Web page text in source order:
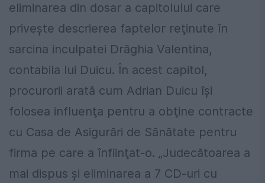
eliminarea din dosar a capitolului care
priveşte descrierea faptelor reţinute în
sarcina inculpatei Drăghia Valentina,
contabila lui Duicu. În acest capitol,
procurorii arată cum Adrian Duicu îşi
folosea influenţa pentru a obţine contracte
cu Casa de Asigurări de Sănătate pentru
firma pe care a înfiinţat-o. „Judecătoarea a
mai dispus şi eliminarea a 7 CD-uri cu